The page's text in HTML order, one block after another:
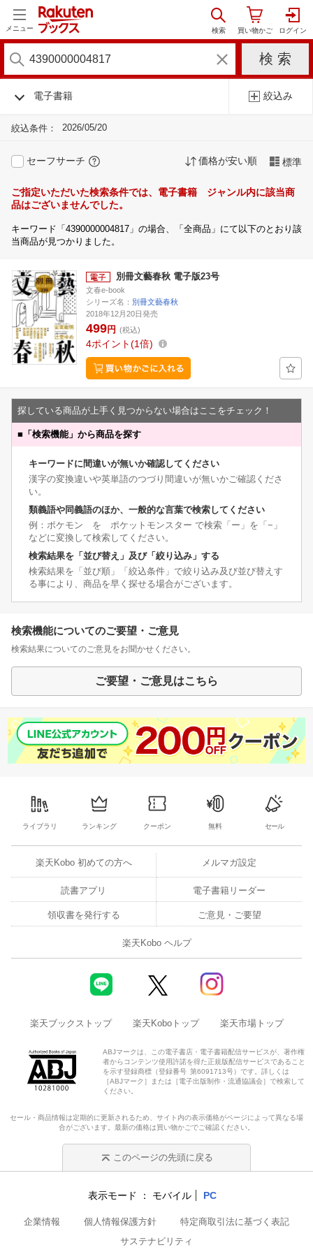
メニュー
電子書籍 絞込み
絞込条件： 2026/05/20
セーフサーチ 価格が安い順 標準
ご指定いただいた検索条件では、電子書籍 ジャンル内に該当商
品はございませんでした。
キーワード「4390000004817」の場合、「全商品」にて以下のとおり該
当商品が見つかりました。
別冊文藝春秋 電子版23号
文春e-book
シリーズ名： 別冊文藝春秋
2018年12月20日発売
499円 (税込)
4ポイント 1倍
探している商品が上手く見つからない場合はここをチェック！
■ 「検索機能」から商品を探す
キーワードに間違いが無いか確認してください
漢字の変換違いや英単語のつづり間違いが無いかご確認くださ
い。
類義語や同義語のほか、一般的な言葉で検索してください
例：ポケモン を ポケットモンスター で検索「ー」を「−」
などに変換して検索してください。
検索結果を「並び替え」及び「絞り込み」する
検索結果を「並び順」「絞込条件」で絞り込み及び並び替えす
る事により、商品を早く探せる場合がございます。
検索機能についてのご要望・ご意見
検索結果についてのご意見をお聞かせください。
ご要望・ご意見はこちら
ライブラリ ランキング クーポン 無料 セール
楽天Kobo 初めての方へ メルマガ設定
読書アプリ 電子書籍リーダー
領収書を発行する ご意見・ご要望
楽天Kobo ヘルプ
楽天ブックストップ 楽天Koboトップ 楽天市場トップ
ABJマークは、この電子書店・電子書籍配信サービスが、著作権
者からコンテンツ使用許諾を得た正規版配信サービスであること
を示す登録商標（登録番号 第6091713号）です。詳しくは
［ABJマーク］または［電子出版制作・流通協議会］で検索して
ください。
セール・商品情報は定期的に更新されるため、サイト内の表示価格がページによって異なる場
合がございます。最新の価格は買い物かごでご確認ください。
このページの先頭に戻る
表示モード モバイル PC
企業情報 個人情報保護方針
特定商取引法に基づく表記
サステナビリティ